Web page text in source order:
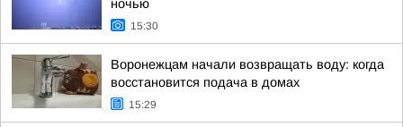
ночью
15:30
Воронежцам начали возвращать воду: когда
восстановится подача в домах
15:29